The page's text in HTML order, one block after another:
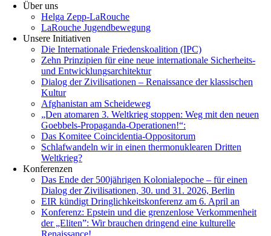
Über uns
Helga Zepp-LaRouche
LaRouche Jugendbewegung
Unsere Initiativen
Die Internationale Friedenskoalition (IPC)
­Zehn Prinzipien für eine neue internationale Sicherheits-
und Entwicklungsarchitektur
Dialog der Zivilisationen – Renaissance der klassischen
Kultur
Afghanistan am Scheideweg
„Den atomaren 3. Weltkrieg stoppen: Weg mit den neuen
Goebbels-Propaganda-Operationen!“:
Das Komitee Coincidentia-Oppositorum
Schlafwandeln wir in einen thermonuklearen Dritten
Weltkrieg?
Konferenzen
Das Ende der 500jährigen Kolonialepoche – für einen
Dialog der Zivilisationen, 30. und 31. 2026, Berlin
EIR kündigt Dringlichkeitskonferenz am 6. April an
Konferenz: Epstein und die grenzenlose Verkommenheit
der „Eliten”: Wir brauchen dringend eine kulturelle